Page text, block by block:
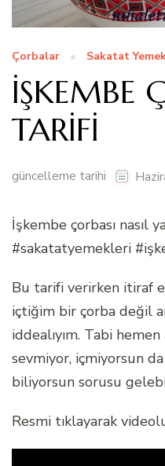
Çorbalar Sakatat
İŞKEMBE
TARİFİ
güncelleme tarihi
İşkembe çorbası nasıl
#sakatatyemekleri
Bu tarifi verirken itiraf
içtiğim bir çorba değil
iddealıyım. Tabi
sevmiyor, içmiyorsun
biliyorsun sorusu
Resmi tıklayarak